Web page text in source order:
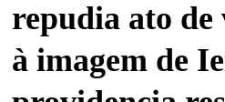
repudia ato de
à imagem de